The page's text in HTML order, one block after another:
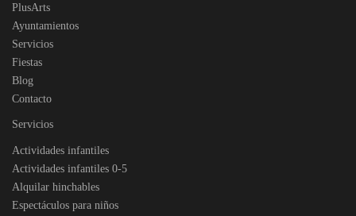
PlusArts
Ayuntamientos
Servicios
Fiestas
Blog
Contacto
Servicios
Actividades infantiles
Actividades infantiles 0-5
Alquilar hinchables
Espectáculos para niños